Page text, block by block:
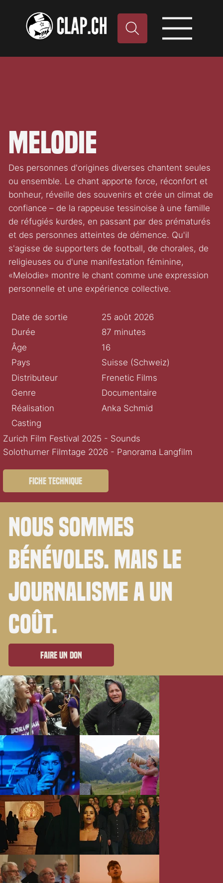
Melodie
Des personnes d'origines diverses chantent seules
ou ensemble. Le chant apporte force, réconfort et
bonheur, réveille des souvenirs et crée un climat de
confiance – de la rappeuse tessinoise à une famille
de réfugiés kurdes, en passant par des prématurés
et des personnes atteintes de démence. Qu'il
s'agisse de supporters de football, de chorales, de
religieuses ou d'une manifestation féminine,
«Melodie» montre le chant comme une expression
personnelle et une expérience collective.
Date de sortie
25 août 2026
Durée
87 minutes
Âge
16
Pays
Suisse (Schweiz)
Distributeur
Frenetic Films
Genre
Documentaire
Réalisation
Anka Schmid
Casting
Zurich Film Festival 2025 - Sounds
Solothurner Filmtage 2026 - Panorama Langfilm
Fiche technique
Nous sommes
bénévoles. Mais le
journalisme a un
coût.
Faire un don